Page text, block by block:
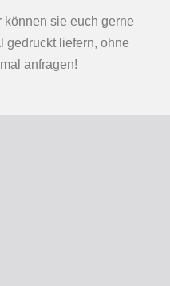
sie euch gerne
gedruckt liefern, ohne
anfragen!